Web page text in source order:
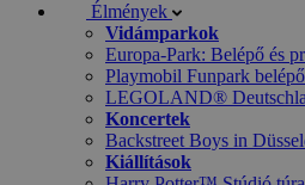
Élmények
Vidámparkok
Europa-Park: Belépő és
Playmobil Funpark
LEGOLAND®
Koncertek
Backstreet Boys in
Kiállítások